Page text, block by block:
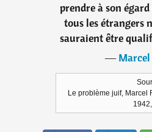
prendre à son
tous les étrangers
sauraient être
―Marcel
Le problème juif, Marcel